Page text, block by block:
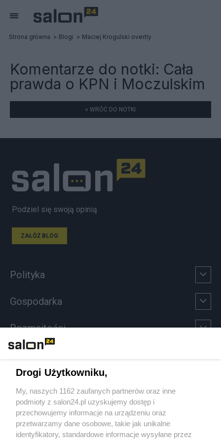
Strona główna Blogi Maciej Krogulski overtly
Komentarze do notki: Cała
prawda o KPN i Moczulskim
« WRÓĆ DO NOTKI
Podziel się swoją opinią
ZAŁÓŻ BLOG
Polityka
Gospodarka
Rozmaitości
Sport
Społeczeństwo
Kultura
Drogi Użytkowniku,
My, naszych 1162 zaufanych partnerów oraz inne
podmioty z salon24.pl uzyskujemy dostęp i
przechowujemy informacje na urządzeniu oraz
przetwarzamy dane osobowe, takie jak unikalne
identyfikatory, standardowe informacje wysyłane przez